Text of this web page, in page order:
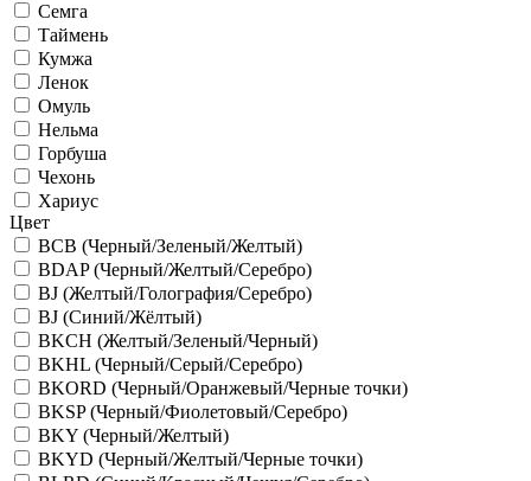
Семга
Таймень
Кумжа
Ленок
Омуль
Нельма
Горбуша
Чехонь
Хариус
Цвет
BCB (Черный/Зеленый/Желтый)
BDAP (Черный/Желтый/Серебро)
BJ (Желтый/Голография/Серебро)
BJ (Синий/Жёлтый)
BKCH (Желтый/Зеленый/Черный)
BKHL (Черный/Серый/Серебро)
BKORD (Черный/Оранжевый/Черные точки)
BKSP (Черный/Фиолетовый/Серебро)
BKY (Черный/Желтый)
BKYD (Черный/Желтый/Черные точки)